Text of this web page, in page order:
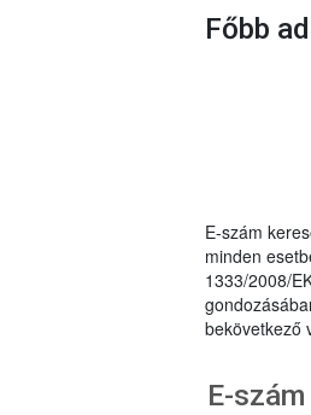
Főbb
E-szám
minden
1333/2008/
bekövetkező
E-